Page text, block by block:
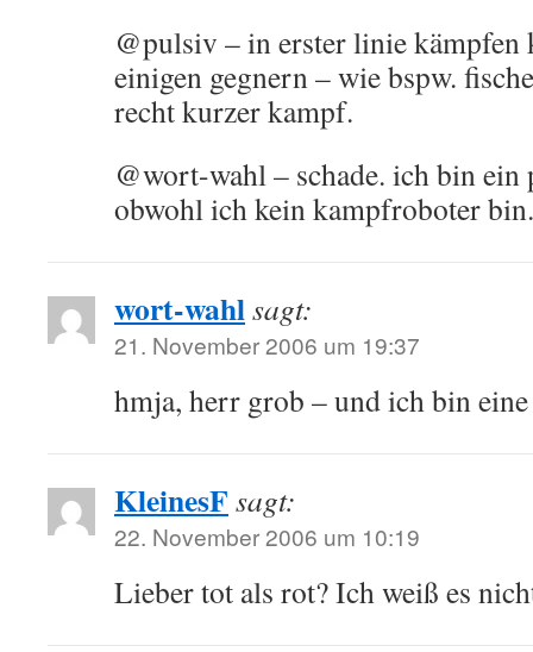
@pulsiv – in erster linie kämpfen
einigen gegnern – wie bspw.
recht kurzer kampf.
@wort-wahl – schade. ich bin ein
obwohl ich kein kampfroboter bin.
wort-wahlsagt:
21. November 2006 um 19:37
hmja, herr grob – und ich bin
KleinesF sagt:
22. November 2006 um 10:19
Lieber tot als rot? Ich weiß es